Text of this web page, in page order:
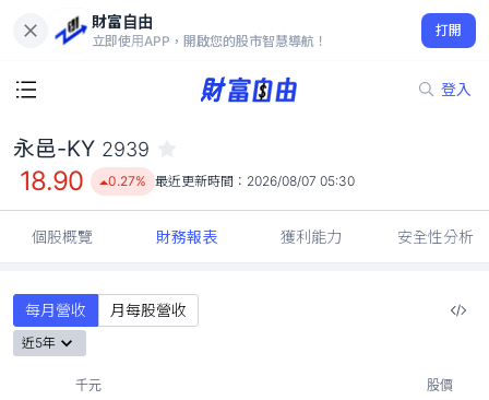
財富自由
立即使用APP，開啟您的股市智慧導航！
打開
登入
18.90
0.27%
永邑-KY 2939
18.90 0.27% 最近更新時間： 2026/08/07 05:30
個股概覽 財務報表 獲利能力 安全性分析
每月營收 月每股營收
近5年